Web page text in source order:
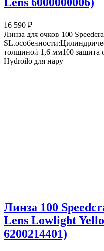
16 590 ₽
Линза для очков 100
толщиной 1,6 мм100 защита
Hydroilo для нару
Линза 100
Lens Lowlight
6200214401)